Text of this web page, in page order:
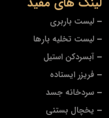
لیست باربری
لیست تخلیه بارها
آبسردکن استیل
فریزر ایستاده
سردخانه جسد
یخچال بستنی